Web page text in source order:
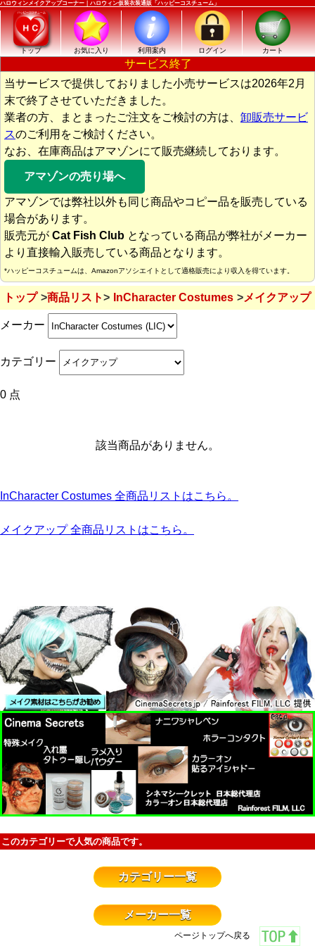
ハロウィンメイクアップコーナー｜ハロウィン仮装衣装通販「ハッピーコスチューム」
トップ お気に入り 利用案内 ログイン カート
サービス終了
当サービスで提供しておりました小売サービスは2026年2月
末で終了させていただきました。
業者の方、まとまったご注文をご検討の方は、 卸販売サービ
スのご利用をご検討ください。
なお、在庫商品はアマゾンにて販売継続しております。
アマゾンの売り場へ
アマゾンでは弊社以外も同じ商品やコピー品を販売している
場合があります。
販売元が Cat Fish Club となっている商品が弊社がメーカー
より直接輸入販売している商品となります。
*ハッピーコスチュームは、Amazonアソシエイトとして適格販売により収入を得ています。
トップ 商品リスト InCharacter Costumes メイクアップ
メーカー
カテゴリー
0 点
該当商品がありません。
InCharacter Costumes 全商品リストはこちら。
メイクアップ 全商品リストはこちら。
このカテゴリーで人気の商品です。
カテゴリー一覧
メーカー一覧
ページトップへ戻る